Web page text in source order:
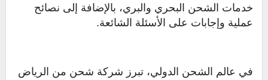
خدمات الشحن البحري والبري، بالإضافة إلى نصائح
عملية وإجابات على الأسئلة الشائعة.
في عالم الشحن الدولي، تبرز شركة شحن من الرياض